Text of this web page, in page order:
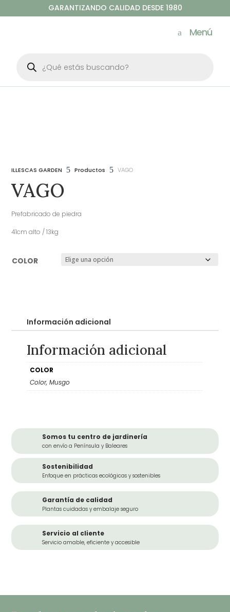
GARANTIZANDO CALIDAD DESDE 1980
Menú
productos
ILLESCAS GARDEN 5 Productos 5 VAGO
VAGO
Prefabricado de piedra
41cm alto / 13kg
COLOR
Información adicional
Información adicional
COLOR
Color, Musgo
Somos tu centro de jardinería
con envío a Península y Baleares
Sostenibilidad
Enfoque en prácticas ecológicas y sostenibles
Garantía de calidad
Plantas cuidadas y embalaje seguro
Servicio al cliente
Servicio amable, eficiente y accesible